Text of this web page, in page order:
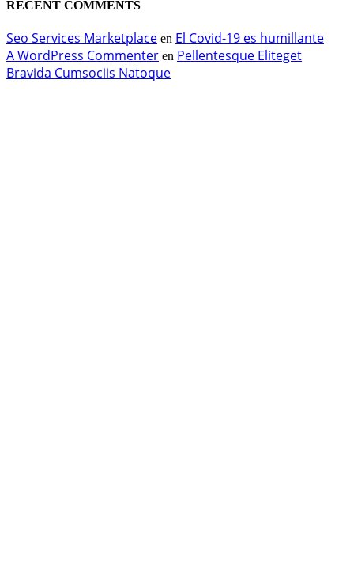
RECENT COMMENTS
Seo Services Marketplace en El Covid-19 es humillante
A WordPress Commenter en Pellentesque Eliteget
Bravida Cumsociis Natoque